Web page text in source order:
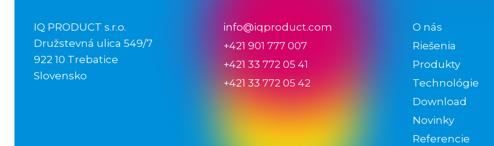
IQ PRODUCT s.r.o.
Družstevná ulica 549/7
922 10 Trebatice
Slovensko
info@iqproduct.com
+421 901 777 007
+421 33 772 05 41
+421 33 772 05 42
O nás
Riešenia
Produkty
Technológie
Download
Novinky
Referencie